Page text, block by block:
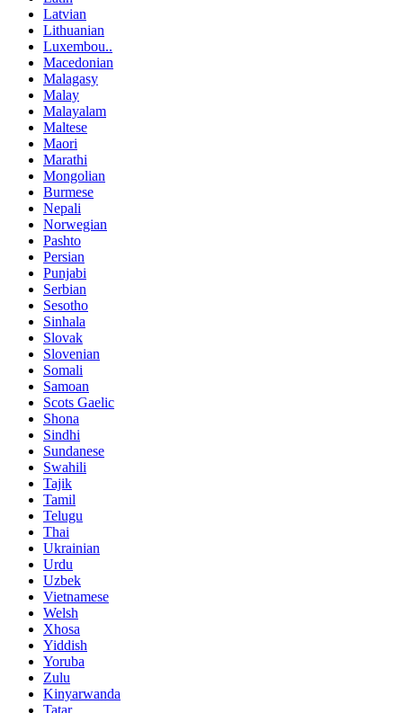
Latvian
Lithuanian
Luxembou..
Macedonian
Malagasy
Malay
Malayalam
Maltese
Maori
Marathi
Mongolian
Burmese
Nepali
Norwegian
Pashto
Persian
Punjabi
Serbian
Sesotho
Sinhala
Slovak
Slovenian
Somali
Samoan
Scots Gaelic
Shona
Sindhi
Sundanese
Swahili
Tajik
Tamil
Telugu
Thai
Ukrainian
Urdu
Uzbek
Vietnamese
Welsh
Xhosa
Yiddish
Yoruba
Zulu
Kinyarwanda
Tatar